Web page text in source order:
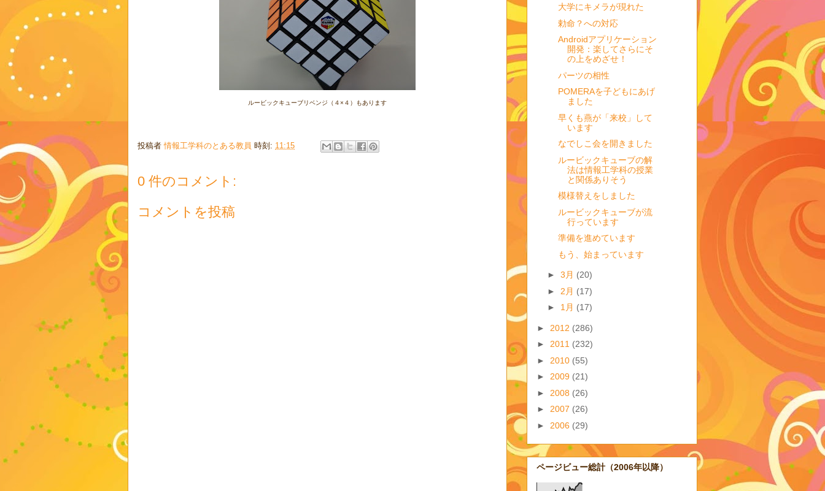
ルービックキューブリベンジ（４×４）もあります
投稿者情報工学科のとある教員 時刻: 11:15
0 件のコメント:
コメントを投稿
大学にキメラが現れた
勅命？への対応
Androidアプリケーション
開発：楽してさらにそ
の上をめざせ！
パーツの相性
POMERAを子どもにあげ
ました
早くも燕が「来校」して
います
なでしこ会を開きました
ルービックキューブの解
法は情報工学科の授業
と関係ありそう
模様替えをしました
ルービックキューブが流
行っています
準備を進めています
もう、始まっています
► 3月 (20)
► 2月 (17)
► 1月 (17)
► 2012 (286)
► 2011 (232)
► 2010 (55)
► 2009 (21)
► 2008 (26)
► 2007 (26)
► 2006 (29)
ページビュー総計（2006年以降）